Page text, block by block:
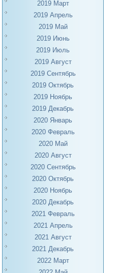
2019 Март
2019 Апрель
2019 Май
2019 Июнь
2019 Июль
2019 Август
2019 Сентябрь
2019 Октябрь
2019 Ноябрь
2019 Декабрь
2020 Январь
2020 Февраль
2020 Май
2020 Август
2020 Сентябрь
2020 Октябрь
2020 Ноябрь
2020 Декабрь
2021 Февраль
2021 Апрель
2021 Август
2021 Декабрь
2022 Март